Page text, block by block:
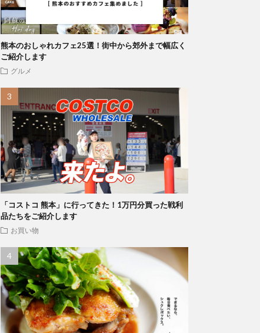
熊本のおしゃれカフェ25選！街中から郊外まで幅広く
ご紹介します
グルメ
「コストコ 熊本」に行ってきた！1万円分買った戦利
品たちをご紹介します
お買い物